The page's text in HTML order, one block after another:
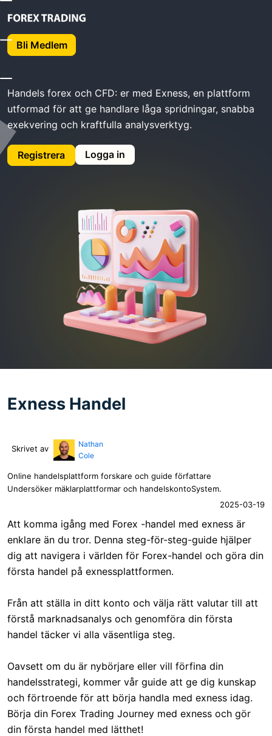
Bli Medlem
Hemma Exness Handel
Exness Handel
Handels forex och CFD: er med Exness, en plattform
utformad för att ge handlare låga spridningar, snabba
exekvering och kraftfulla analysverktyg.
Registrera Logga in
Exness Handel
Skrivet av
Nathan
Cole
Online handelsplattform forskare och guide författare
Undersöker mäklarplattformar och handelskontoSystem.
2025-03-19
Att komma igång med Forex -handel med exness är
enklare än du tror. Denna steg-för-steg-guide hjälper
dig att navigera i världen för Forex-handel och göra din
första handel på exnessplattformen.
Från att ställa in ditt konto och välja rätt valutar till att
förstå marknadsanalys och genomföra din första
handel täcker vi alla väsentliga steg.
Oavsett om du är nybörjare eller vill förfina din
handelsstrategi, kommer vår guide att ge dig kunskap
och förtroende för att börja handla med exness idag.
Börja din Forex Trading Journey med exness och gör
din första handel med lätthet!